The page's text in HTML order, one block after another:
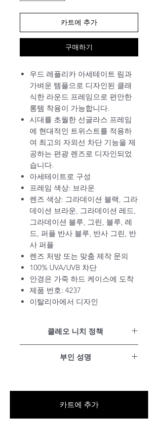
카트에 추가
구매하기
우드 레플리카 아세테이트 림과
가벼운 템플으로 디자인된 클래
식한 라운드 프레임으로 편안한
롱템 착용이 가능합니다.
시대를 초월한 선글라스 프레임
에 현대적인 트위스트를 적용하
여 최고의 자외선 차단 기능을 제
공하는 편광 렌즈로 디자인되었
습니다.
아세테이트로 구성
프레임 색상: 브라운
렌즈 색상: 그라데이션 블랙, 그라
데이션 브라운, 그라데이션 레드,
그라데이션 블루, 그린, 블루, 레
드, 퍼플 반사 블루, 반사 그린, 반
사 퍼플
렌즈 처방 또는 맞춤 제작 문의
100% UVA/UVB 차단
안경은 가죽 하드 케이스에 도착
제품 번호: 4237
이탈리아에서 디자인
클레오 니치 정책
15일 이내 무료 반품
부인 성명
카트에 추가